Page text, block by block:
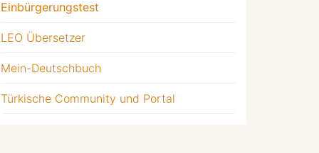
Einbürgerungstest
LEO Übersetzer
Mein-Deutschbuch
Türkische Community und Portal